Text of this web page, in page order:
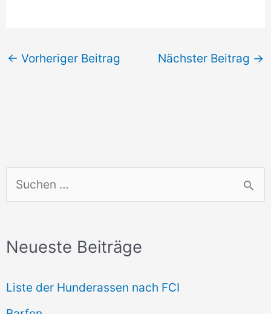
u
h
n
Neueste Beiträge
Liste der Hunderassen nach FCI
← Vorheriger Beitrag Nächster Beitrag →